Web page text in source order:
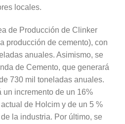
locales.
de Producción de Clinker
producción de cemento), con
anuales. Asimismo, se
de Cemento, que generará
730 mil toneladas anuales.
incremento de un 16%
de Holcim y de un 5 %
la industria. Por último, se